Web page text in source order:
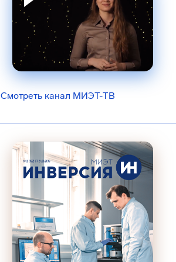
Смотреть канал МИЭТ-ТВ